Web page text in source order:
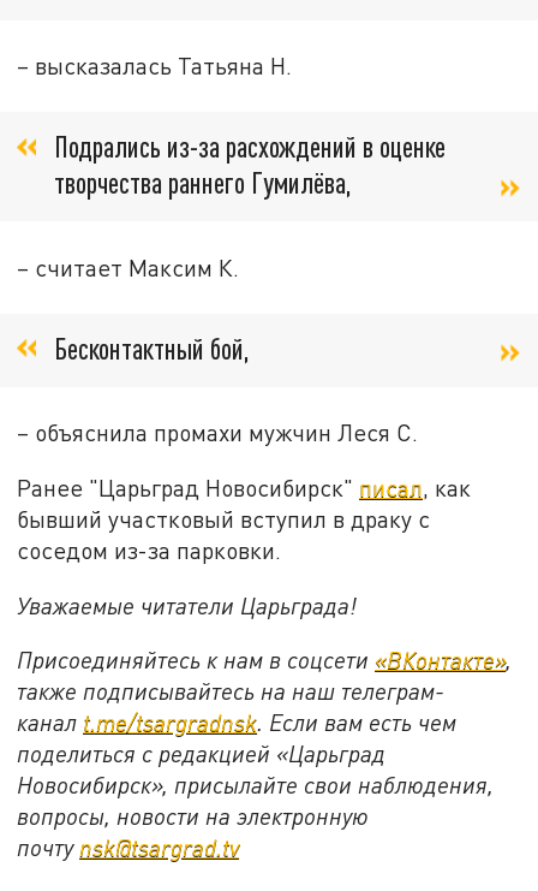
– высказалась Татьяна Н.
Подрались из-за расхождений в оценке
творчества раннего Гумилёва,
– считает Максим К.
Бесконтактный бой,
– объяснила промахи мужчин Леся С.
Ранее "Царьград Новосибирск" писал, как
бывший участковый вступил в драку с
соседом из-за парковки.
Уважаемые читатели Царьграда!
Присоединяйтесь к нам в соцсети «ВКонтакте»,
также подписывайтесь на наш телеграм-
канал t.me/tsargradnsk. Если вам есть чем
поделиться с редакцией «Царьград
Новосибирск», присылайте свои наблюдения,
вопросы, новости на электронную
почту nsk@tsargrad.tv